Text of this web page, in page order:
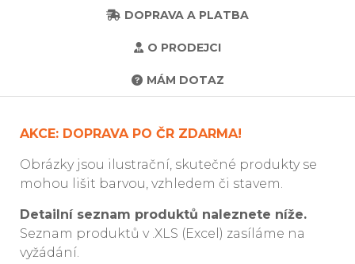
DOPRAVA A PLATBA
O PRODEJCI
MÁM DOTAZ
AKCE: DOPRAVA PO ČR ZDARMA!
Obrázky jsou ilustrační, skutečné produkty se
mohou lišit barvou, vzhledem či stavem.
Detailní seznam produktů naleznete níže.
Seznam produktů v .XLS (Excel) zasíláme na
vyžádání.